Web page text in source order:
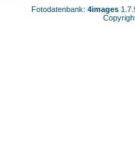
Fotodatenbank: 4images